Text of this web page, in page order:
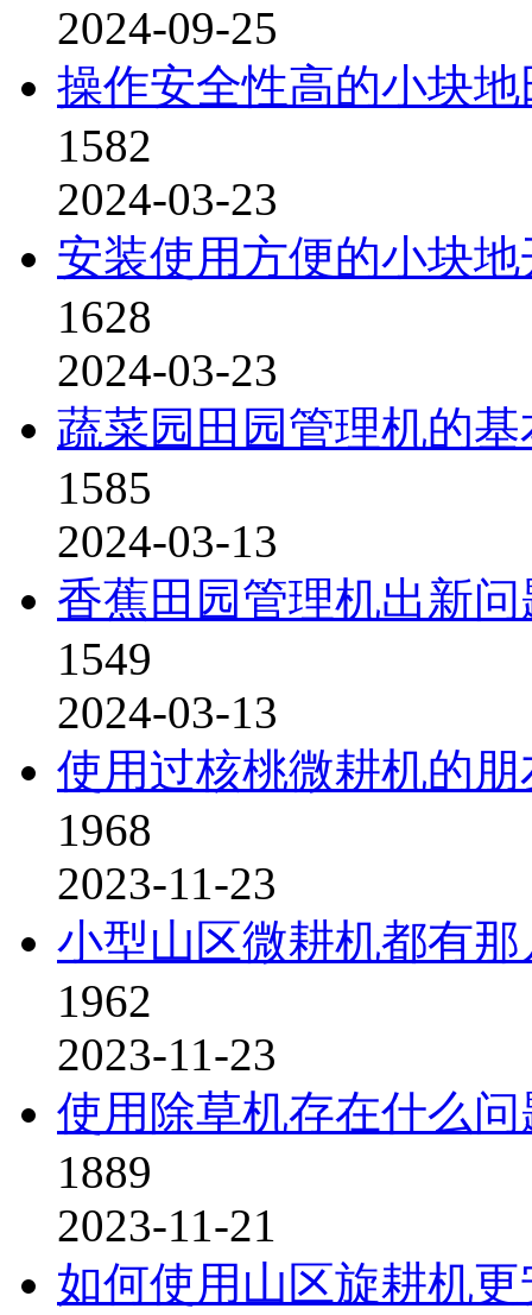
2024-09-25
操作安全性高的小块
1582
2024-03-23
安装使用方便的小块
1628
2024-03-23
蔬菜园田园管理机的
1585
2024-03-13
香蕉田园管理机出新
1549
2024-03-13
使用过核桃微耕机的朋
1968
2023-11-23
小型山区微耕机都有
1962
2023-11-23
使用除草机存在什么问
1889
2023-11-21
如何使用山区旋耕机更